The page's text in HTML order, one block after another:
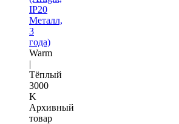
IP20
Металл,
3
года)
Warm
|
Тёплый
3000
K
Архивный
товар